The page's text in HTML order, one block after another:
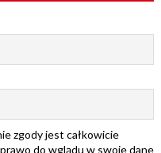
zgody jest całkowicie
do wglądu w swoje dane